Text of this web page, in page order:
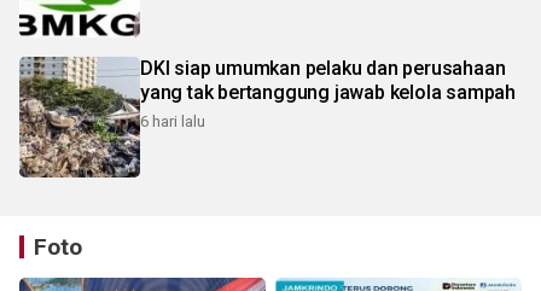
DKI siap umumkan pelaku dan perusahaan
yang tak bertanggung jawab kelola sampah
6 hari lalu
Foto